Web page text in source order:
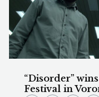
“Disorder”
Festival in